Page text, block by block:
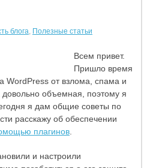
блога, Полезные статьи
Всем привет.
Пришло время
WordPress от взлома, спама и
объемная, поэтому я
я дам общие советы по
расскажу об обеспечении
плагинов
и настроили